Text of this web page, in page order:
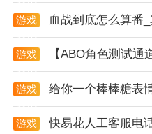
1. 微信+小程序+app形式
2. 客户信息自动生成：客
等自动生成，方便管理。
3. 直播回放功能：后台提
游戏
血战到底怎么算番
游戏
【ABO角色测试通
游戏
给你一个棒棒糖表
游戏
快易花人工客服电